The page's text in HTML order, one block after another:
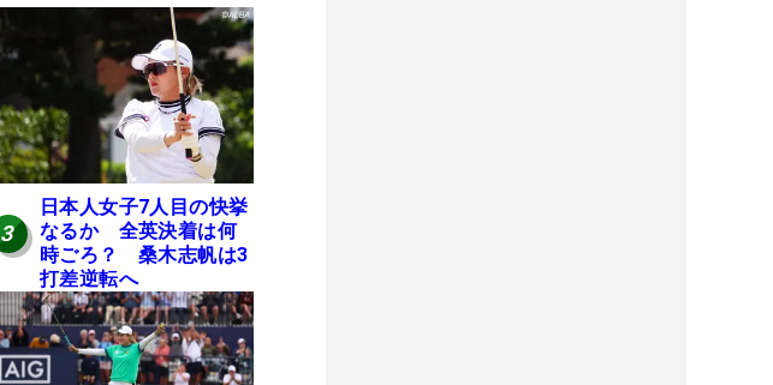
3
日本人女子7人目の快挙
なるか 全英決着は何
時ごろ？ 桑木志帆は3
打差逆転へ